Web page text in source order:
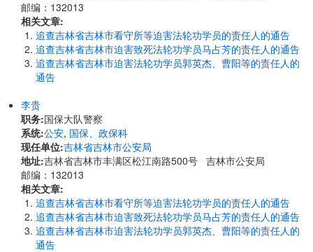
邮编：132013
相关文章:
追查吉林省吉林市看守所等迫害法轮功学员的责任人的通告
追查吉林省吉林市迫害致死法轮功学员马占芳的责任人的通告
追查吉林省吉林市迫害法轮功学员郭英杰、曹阳等的责任人的
通告
李贵
职务:国保大队警察
系统:公安, 国保、政保科
现任单位:吉林省吉林市公安局
地址:吉林省吉林市丰满区松江南路500号 吉林市公安局
邮编：132013
相关文章:
追查吉林省吉林市看守所等迫害法轮功学员的责任人的通告
追查吉林省吉林市迫害致死法轮功学员马占芳的责任人的通告
追查吉林省吉林市迫害法轮功学员郭英杰、曹阳等的责任人的
通告